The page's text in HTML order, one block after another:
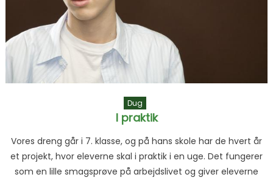
Dug
I praktik
Vores dreng går i 7. klasse, og på hans skole har de hvert år
et projekt, hvor eleverne skal i praktik i en uge. Det fungerer
som en lille smagsprøve på arbejdslivet og giver eleverne